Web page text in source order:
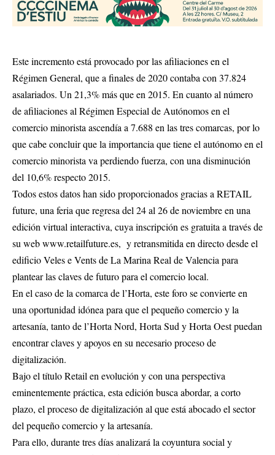
Este incremento está provocado por las afiliaciones en el
Régimen General, que a finales de 2020 contaba con 37.824
asalariados. Un 21,3% más que en 2015. En cuanto al número
de afiliaciones al Régimen Especial de Autónomos en el
comercio minorista ascendía a 7.688 en las tres comarcas, por lo
que cabe concluir que la importancia que tiene el autónomo en el
comercio minorista va perdiendo fuerza, con una disminución
del 10,6% respecto 2015.
Todos estos datos han sido proporcionados gracias a RETAIL
future, una feria que regresa del 24 al 26 de noviembre en una
edición virtual interactiva, cuya inscripción es gratuita a través de
su web www.retailfuture.es, y retransmitida en directo desde el
edificio Veles e Vents de La Marina Real de Valencia para
plantear las claves de futuro para el comercio local.
En el caso de la comarca de l’Horta, este foro se convierte en
una oportunidad idónea para que el pequeño comercio y la
artesanía, tanto de l’Horta Nord, Horta Sud y Horta Oest puedan
encontrar claves y apoyos en su necesario proceso de
digitalización.
Bajo el título Retail en evolución y con una perspectiva
eminentemente práctica, esta edición busca abordar, a corto
plazo, el proceso de digitalización al que está abocado el sector
del pequeño comercio y la artesanía.
Para ello, durante tres días analizará la coyuntura social y